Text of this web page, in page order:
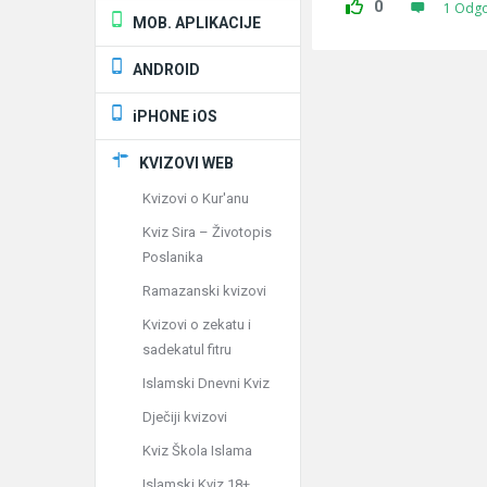
0 1
MOB. APLIKACIJE
ANDROID
iPHONE iOS
KVIZOVI WEB
Kvizovi o Kur'anu
Kviz Sira – Životopis
Poslanika
Ramazanski kvizovi
Kvizovi o zekatu i
sadekatul fitru
Islamski Dnevni Kviz
Dječiji kvizovi
Kviz Škola Islama